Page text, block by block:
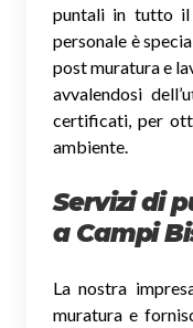
puntali in tutto
personale è
post muratura e
avvalendosi
certificati, per
ambiente.
Servizi di
a Campi
La nostra
muratura e